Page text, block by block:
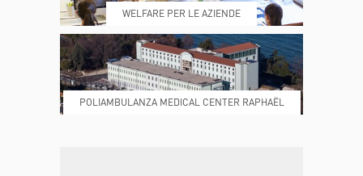
DONA ORA MAGAZINE
WELFARE PER LE AZIENDE
POLIAMBULANZA MEDICAL CENTER RAPHAËL